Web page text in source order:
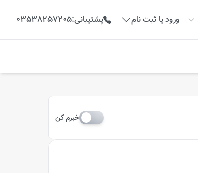
ورود یا ثبت نام پشتیبانی:
03538257205
خبرم کن